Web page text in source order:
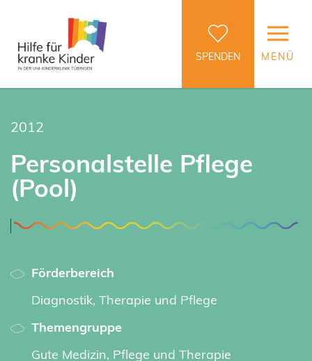
SPENDEN MENÜ
2012
Personalstelle Pflege
(Pool)
Förderbereich
Diagnostik, Therapie und Pflege
Themengruppe
Gute Medizin, Pflege und Therapie